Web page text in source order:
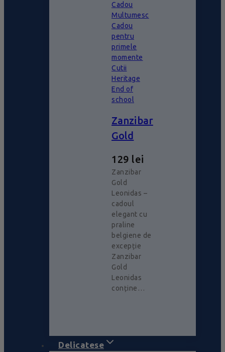
Cadou
Multumesc
Cadou
pentru
primele
momente
Cutii
Heritage
End of
school
Zanzibar
Gold
129 lei
Zanzibar
Gold
Leonidas –
cadoul
elegant cu
praline
belgiene de
excepție
Zanzibar
Gold
Leonidas
conține…
Delicatese